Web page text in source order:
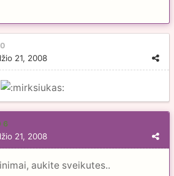
0
21, 2008
6
21, 2008
aukite sveikutes..